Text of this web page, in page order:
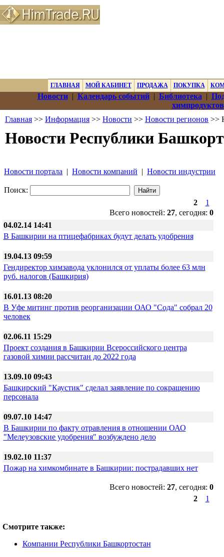
ГЛАВНАЯ МОЙ КАБИНЕТ ПРОДАЖА ПОКУПКА
Новости| Календарь событий| Библиотека |
химпродуктов
Главная >> Информация >> Новости >> Новости регионов >>
Новости Республики
Новости портала | Новости компаний | Новости индустрии
Поиск:
2
1
Всего новостей: 27, сегодня: 0
04.02.14 14:41
В Башкирии на птицефабриках будут делать удобрения
19.04.13 09:59
Гендиректор химзавода уклонился от уплаты более 63 млн
руб. налогов (Башкирия)
16.01.13 08:20
В Уфе митинг против реорганизации ОАО "Сода" собрал 20
человек
02.06.11 15:29
Проект создания в Башкирии Всероссийского центра
газовой химии рассчитан до 2022 года
13.09.10 09:43
Башкирский "Каустик" сделал заявление по сокращению
персонала
09.07.10 14:47
В Башкирии по факту отравления в отношении ОАО
"Мелеузовские удобрения" возбуждено дело
19.02.10 11:37
Пожар на химкомбинате в Башкирии: пострадавших нет
Всего новостей: 27, сегодня: 0
2
1
Смотрите также:
Компании Республики Башкортостан